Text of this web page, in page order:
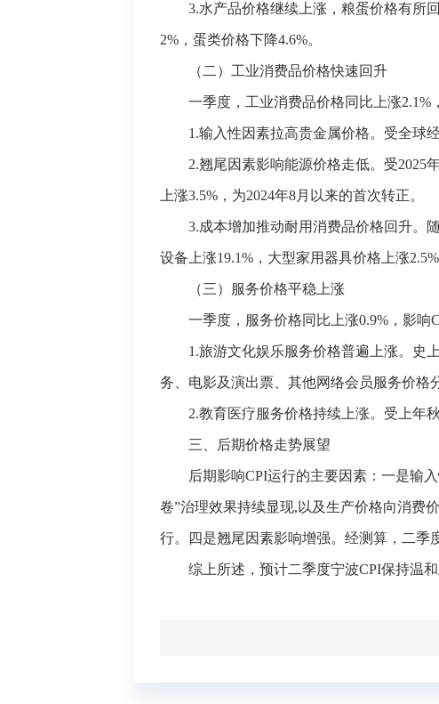
3.水产品价格继续 上涨，粮蛋价格有所
2%，蛋类价格下降4.6%。
（二）工业消费品价格快速回升
一季度，工业消费品价格同比上涨2.1%
1.输入性因素拉高贵金属价格。 受全球
2.翘尾因素影响能源价格走低。 受2025
上涨3.5%，为2024年8月以来的首次转正。
3.成本增加推动耐用消费品价格回升。
设备上涨19.1%，大型家用器具价格上涨
（三）服务价格平稳上涨
一季度，服务价格同比上涨0.9%，影响
1.旅游文化娱乐服务价格普遍上涨。 史
务、电影及演出票、其他网络会员服务价格
2.教育医疗服务价格持续 上涨。 受上年
三、后期价格走势展望
后期影响CPI运行的主要因素：一是输
卷”治理效果持续显现,以及生产价格向消费
行。四是翘尾因素影响增强。经测算，二季
综上所述，预计二季度宁波CPI保持温和